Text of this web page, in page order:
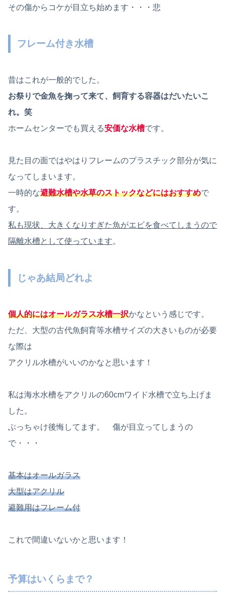
その傷からコケが目立ち始めます・・・悲
フレーム付き水槽
昔はこれが一般的でした。
お祭りで金魚を掬って来て、飼育する容器はだいたいこ
れ。笑
ホームセンターでも買える安価な水槽です。
見た目の面ではやはりフレームのプラスチック部分が気に
なってしまいます。
一時的な避難水槽や水草のストックなどにはおすすめで
す。
私も現状、大きくなりすぎた魚がエビを食べてしまうので
隔離水槽として使っています。
じゃあ結局どれよ
個人的にはオールガラス水槽一択かなという感じです。
ただ、大型の古代魚飼育等水槽サイズの大きいものが必要
な際は
アクリル水槽がいいのかなと思います！
私は海水水槽をアクリルの60cmワイド水槽で立ち上げま
した。
ぶっちゃけ後悔してます。 傷が目立ってしまうの
で・・・
基本はオールガラス
大型はアクリル
避難用はフレーム付
これで間違いないかと思います！
予算はいくらまで？